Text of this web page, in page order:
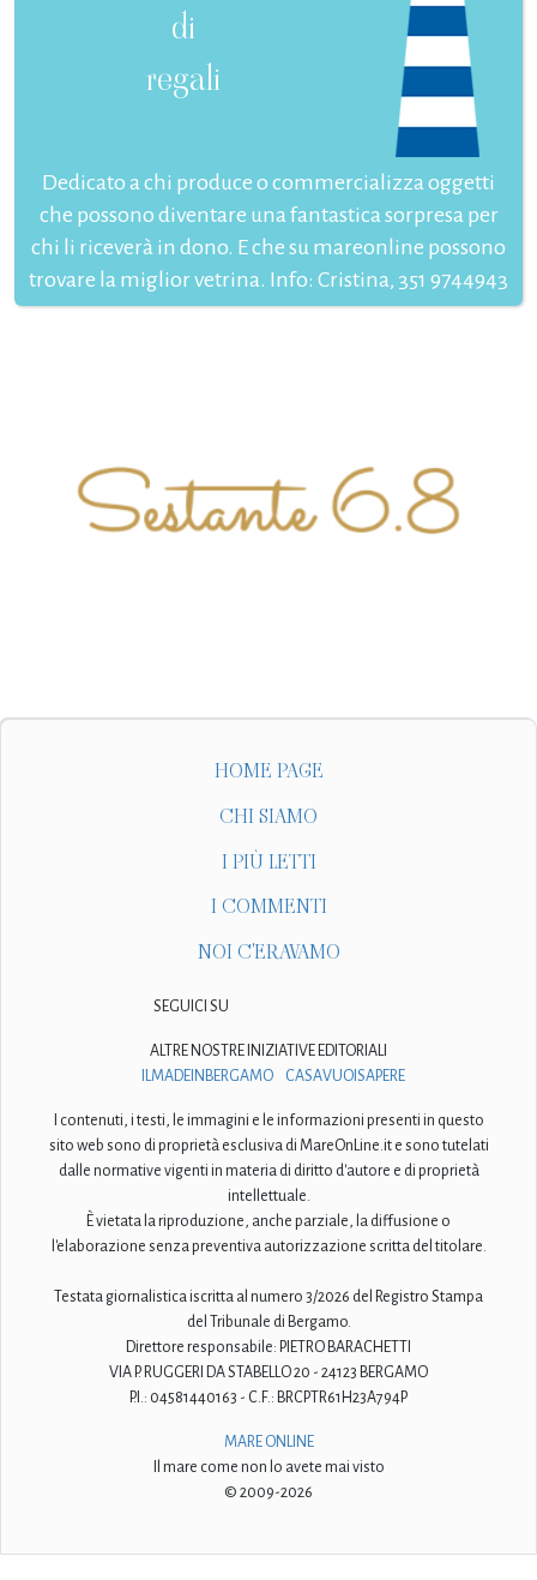
di
regali
Dedicato a chi produce o commercializza oggetti
che possono diventare una fantastica sorpresa per
chi li riceverà in dono. E che su mareonline possono
trovare la miglior vetrina. Info: Cristina, 351 9744943
HOME PAGE
CHI SIAMO
I PIÙ LETTI
I COMMENTI
NOI C'ERAVAMO
SEGUICI SU
ALTRE NOSTRE INIZIATIVE EDITORIALI
ILMADEINBERGAMO
CASAVUOISAPERE
I contenuti, i testi, le immagini e le informazioni presenti in questo
sito web sono di proprietà esclusiva di MareOnLine.it e sono tutelati
dalle normative vigenti in materia di diritto d'autore e di proprietà
intellettuale.
È vietata la riproduzione, anche parziale, la diffusione o
l'elaborazione senza preventiva autorizzazione scritta del titolare.
Testata giornalistica iscritta al numero 3/2026 del Registro Stampa
del Tribunale di Bergamo.
Direttore responsabile: PIETRO BARACHETTI
VIA P. RUGGERI DA STABELLO 20 - 24123 BERGAMO
P.I.: 04581440163 - C.F.: BRCPTR61H23A794P
MARE ONLINE
Il mare come non lo avete mai visto
© 2009-2026